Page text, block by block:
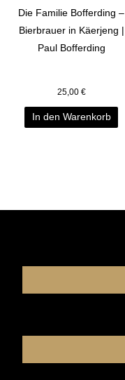
Die Familie Bofferding –
Bierbrauer in Käerjeng |
Paul Bofferding
25,00 €
In den Warenkorb